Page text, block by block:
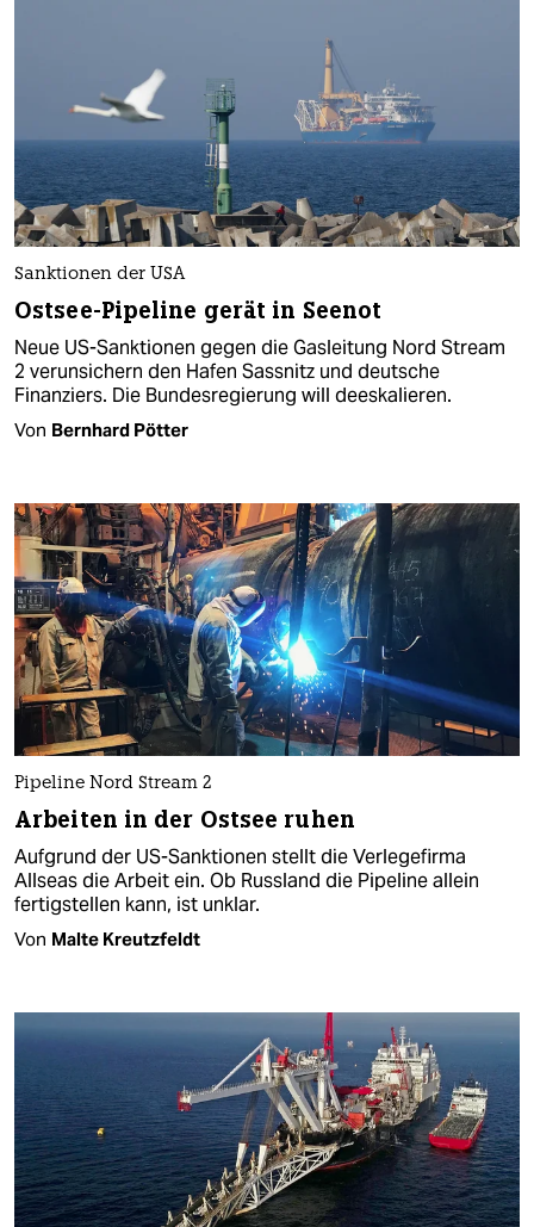
Sanktionen der USA
Ostsee-Pipeline gerät in Seenot
Neue US-Sanktionen gegen die Gasleitung Nord Stream
2 verunsichern den Hafen Sassnitz und deutsche
Finanziers. Die Bundesregierung will deeskalieren.
Von Bernhard Pötter
Pipeline Nord Stream 2
Arbeiten in der Ostsee ruhen
Aufgrund der US-Sanktionen stellt die Verlegefirma
Allseas die Arbeit ein. Ob Russland die Pipeline allein
fertigstellen kann, ist unklar.
Von Malte Kreutzfeldt